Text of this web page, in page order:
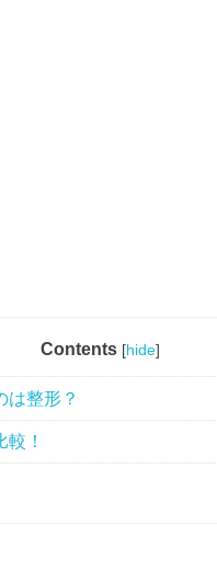
Contents [hide]
は整形？
！